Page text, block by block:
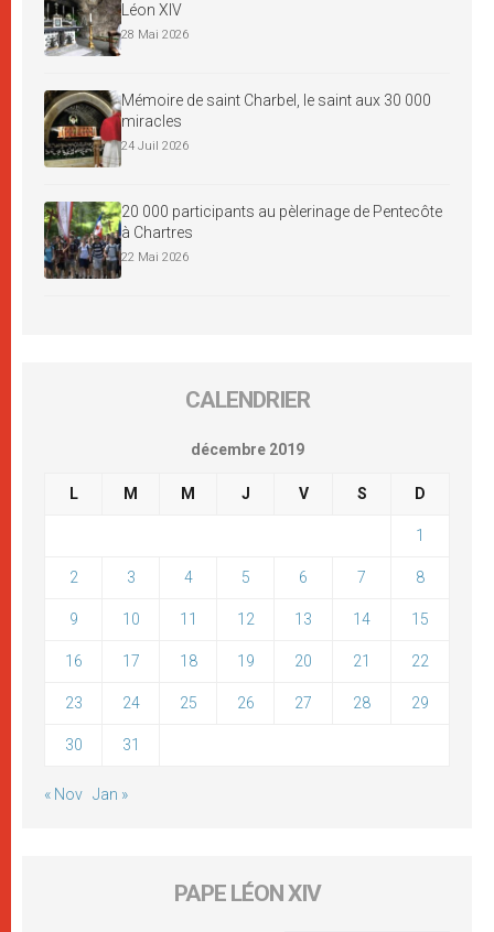
Léon XIV
28 Mai 2026
Mémoire de saint Charbel, le saint aux 30 000
miracles
24 Juil 2026
20 000 participants au pèlerinage de Pentecôte
à Chartres
22 Mai 2026
CALENDRIER
décembre 2019
L M M J V S D
1
2 3 4 5 6 7 8
9 10 11 12 13 14 15
16 17 18 19 20 21 22
23 24 25 26 27 28 29
30 31
« Nov Jan »
PAPE LÉON XIV